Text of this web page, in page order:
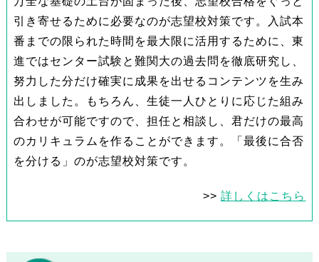
引き寄せるために必要なのが志望校対策です。入試本
番までの限られた時間を最大限に活用するために、東
進ではセンター試験と難関大の過去問を徹底研究し、
努力した分だけ確実に成果を出せるコンテンツを生み
出しました。もちろん、生徒一人ひとりに応じた組み
合わせが可能ですので、担任と相談し、君だけの最高
のカリキュラムを作ることができます。「最後に合否
を分ける」のが志望校対策です。
>>詳しくはこちら